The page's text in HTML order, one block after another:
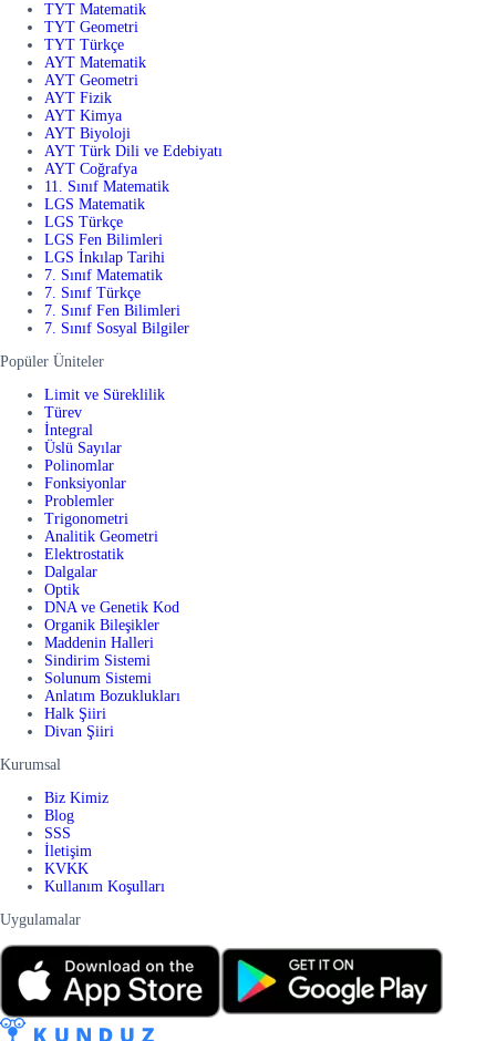
TYT Matematik
TYT Geometri
TYT Türkçe
AYT Matematik
AYT Geometri
AYT Fizik
AYT Kimya
AYT Biyoloji
AYT Türk Dili ve Edebiyatı
AYT Coğrafya
11. Sınıf Matematik
LGS Matematik
LGS Türkçe
LGS Fen Bilimleri
LGS İnkılap Tarihi
7. Sınıf Matematik
7. Sınıf Türkçe
7. Sınıf Fen Bilimleri
7. Sınıf Sosyal Bilgiler
Popüler Üniteler
Limit ve Süreklilik
Türev
İntegral
Üslü Sayılar
Polinomlar
Fonksiyonlar
Problemler
Trigonometri
Analitik Geometri
Elektrostatik
Dalgalar
Optik
DNA ve Genetik Kod
Organik Bileşikler
Maddenin Halleri
Sindirim Sistemi
Solunum Sistemi
Anlatım Bozuklukları
Halk Şiiri
Divan Şiiri
Kurumsal
Biz Kimiz
Blog
SSS
İletişim
KVKK
Kullanım Koşulları
Uygulamalar